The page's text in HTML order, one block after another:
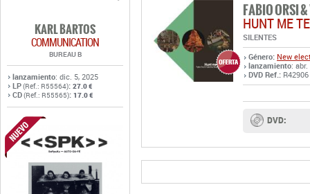
KARL BARTOS
COMMUNICATION
BUREAU B
lanzamiento: dic. 5, 2025
LP(Ref.: R55564): 27.0 €
CD(Ref.: R55565): 17.0 €
FABIO ORSI
HUNT ME
SILENTES
Género: New
lanzamiento:
DVD Ref.: R42906
DVD: